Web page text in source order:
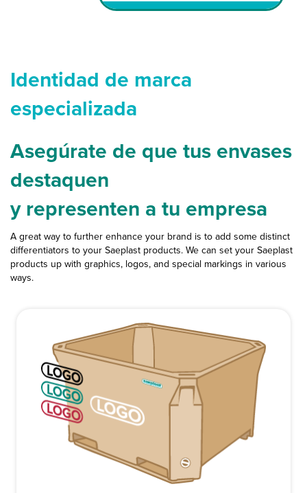
Identidad de marca
especializada
Asegúrate de que tus envases
destaquen
y representen a tu empresa
A great way to further enhance your brand is to add some distinct
differentiators to your Saeplast products. We can set your Saeplast
products up with graphics, logos, and special markings in various
ways.